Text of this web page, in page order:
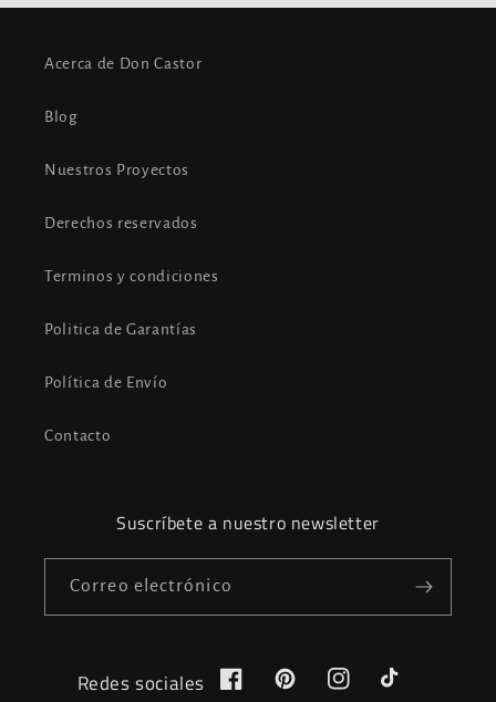
Acerca de Don Castor
Blog
Nuestros Proyectos
Derechos reservados
Terminos y condiciones
Politica de Garantías
Política de Envío
Contacto
Suscríbete a nuestro newsletter
Correo electrónico
Redes sociales FacebookPinterestInstagramTikTok